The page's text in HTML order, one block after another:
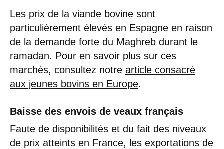
Les prix de la viande bovine sont
particulièrement élevés en Espagne en raison
de la demande forte du Maghreb durant le
ramadan. Pour en savoir plus sur ces
marchés, consultez notre article consacré
aux jeunes bovins en Europe.
Baisse des envois de veaux français
Faute de disponibilités et du fait des niveaux
de prix atteints en France, les exportations de